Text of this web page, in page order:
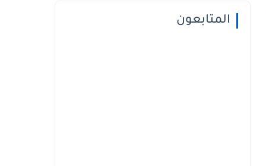
المتابعون